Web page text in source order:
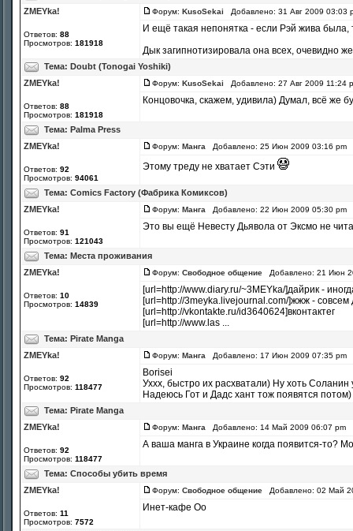
ZMEYka!
Ответов: 88
Просмотров: 181918
Форум: KusoSekai Добавлено: 31 Авг 2009
И ещё такая непонятка - если Рэй жива была,
Дык загипнотизировала она всех, очевидно
Тема: Doubt (Tonogai Yoshiki)
ZMEYka!
Ответов: 88
Просмотров: 181918
Форум: KusoSekai Добавлено: 27 Авг 2009
Концовочка, скажем, удивила) Думал, всё же
Тема: Palma Press
ZMEYka!
Ответов: 92
Просмотров: 94061
Форум: Манга Добавлено: 25 Июн 2009 03:16
Этому треду не хватает Сэти
Тема: Comics Factory (Фабрика Комиксов)
ZMEYka!
Ответов: 91
Просмотров: 121043
Форум: Манга Добавлено: 22 Июн 2009 05:30
Это вы ещё Невесту Дьявола от Эксмо не
Тема: Места проживания
ZMEYka!
Ответов: 10
Просмотров: 14839
Форум: Свободное общение Добавлено: 21 Июн
[url=http://www.diary.ru/~3MEYka/]дайрик -
[url=http://3meyka.livejournal.com/]жжж - совсем
[url=http://vkontakte.ru/id3640624]вконтактег
[url=http://www.las ...
Тема: Pirate Manga
ZMEYka!
Ответов: 92
Просмотров: 118477
Форум: Манга Добавлено: 17 Июн 2009 07:35
Borisei
Уххх, быстро их расхватали) Ну хоть Соланин
Надеюсь Гот и Дадс хант тож появятся
Тема: Pirate Manga
ZMEYka!
Ответов: 92
Просмотров: 118477
Форум: Манга Добавлено: 14 Май 2009 06:07 pm
А ваша манга в Украине когда появится-то?
Тема: Способы убить время
ZMEYka!
Ответов: 11
Просмотров: 7572
Форум: Свободное общение Добавлено: 02 Май
Инет-кафе Оо